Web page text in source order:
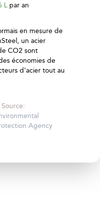
L par an
en mesure de
un acier
CO2 sont
économies de
d’acier tout au
Source:
Agency